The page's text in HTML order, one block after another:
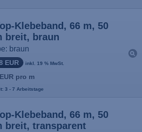
Klebeband, 66 m, 50
breit, braun
braun
EUR inkl. 19 % MwSt.
pro m
3 - 7 Arbeitstage
Klebeband, 66 m, 50
breit, transparent